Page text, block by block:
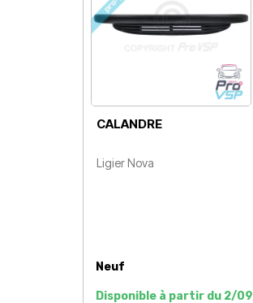
CALANDRE
Ligier Nova
Neuf
Disponible à partir du 2/09